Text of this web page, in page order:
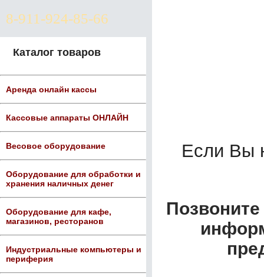
8-911-924-85-66
Каталог товаров
Аренда онлайн кассы
Кассовые аппараты ОНЛАЙН
Весовое оборудование
Оборудование для обработки и
хранения наличных денег
Оборудование для кафе,
магазинов, ресторанов
Индустриальные компьютеры и
периферия
Если Вы